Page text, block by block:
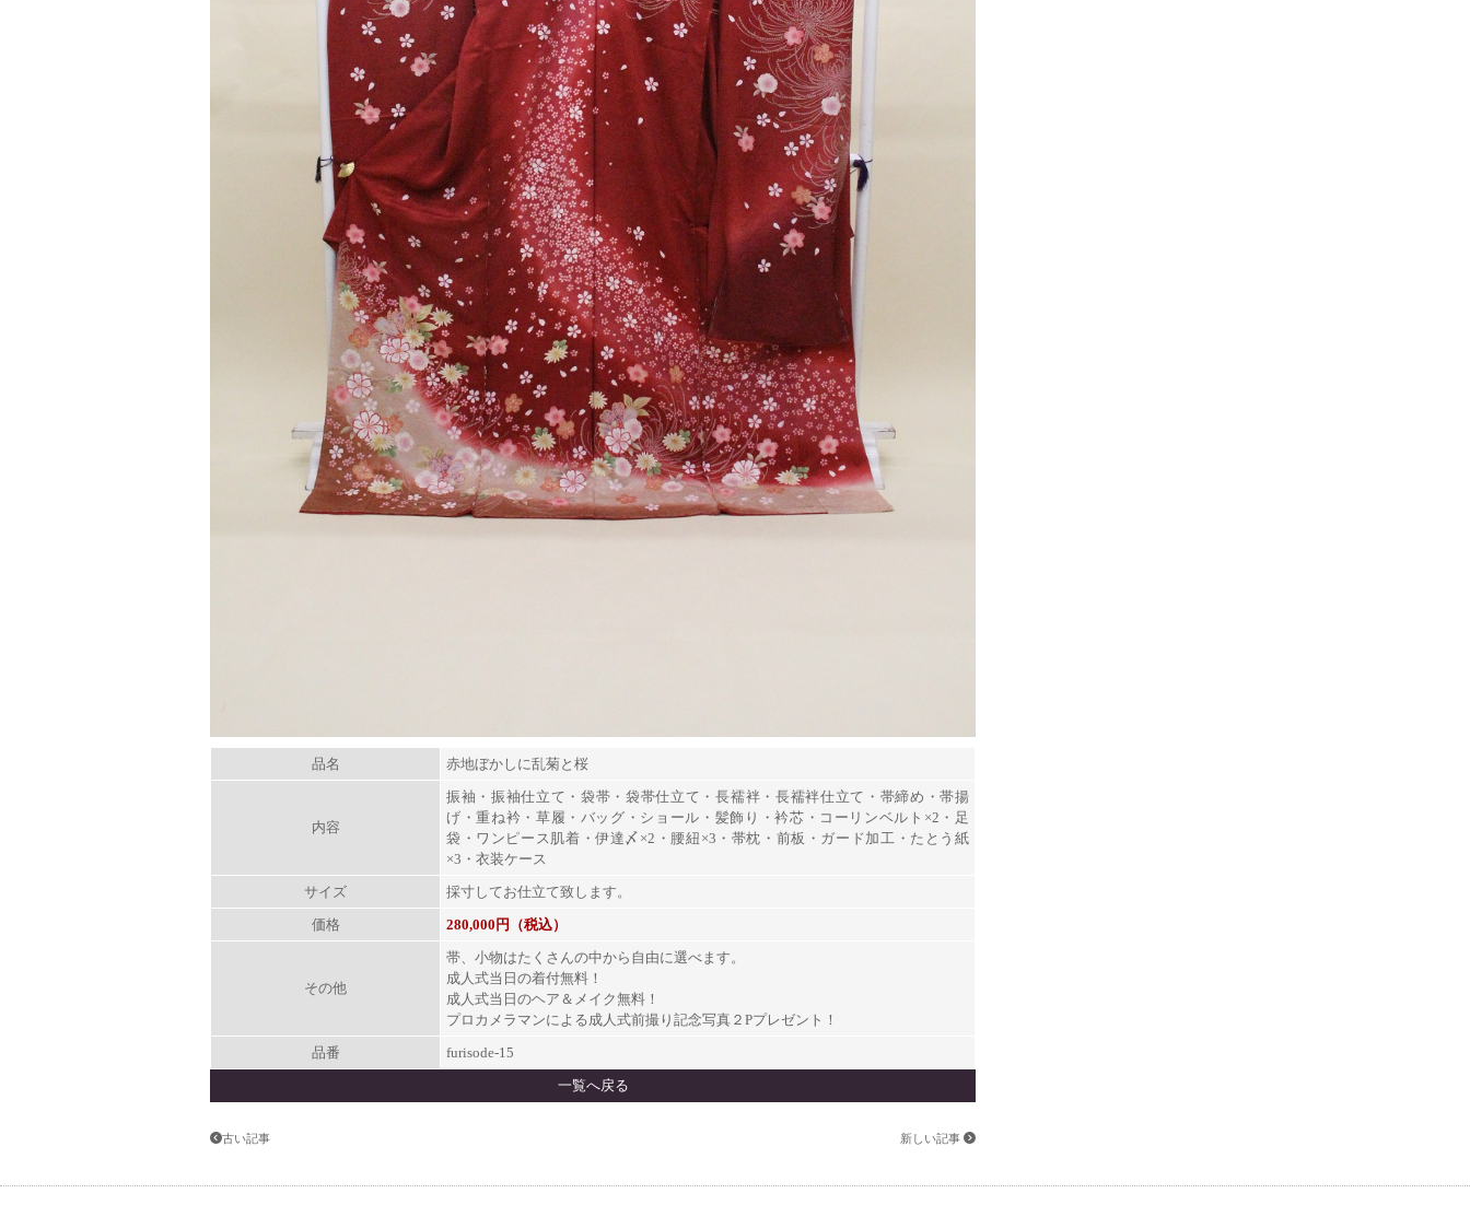
品名 赤地ぼかしに乱菊と桜
内容
振袖・振袖仕立て・袋帯・袋帯仕立て・長襦袢・長襦袢仕立て・帯締め・帯揚
げ・重ね衿・草履・バッグ・ショール・髪飾り・衿芯・コーリンベルト×2 ・足
袋・ワンピース肌着・伊達〆×2 ・腰紐×3 ・帯枕・前板・ガード加工・たとう紙
×3 ・衣装ケース
サイズ
採寸してお仕立て致します。
価格
280,000円（税込）
その他
帯、小物はたくさんの中から自由に選べます。
成人式当日の着付無料！
成人式当日のヘア＆メイク無料！
プロカメラマンによる成人式前撮り記念写真２ Pプレゼント！
品番
furisode-15
一覧へ戻る
古い記事 新しい記事